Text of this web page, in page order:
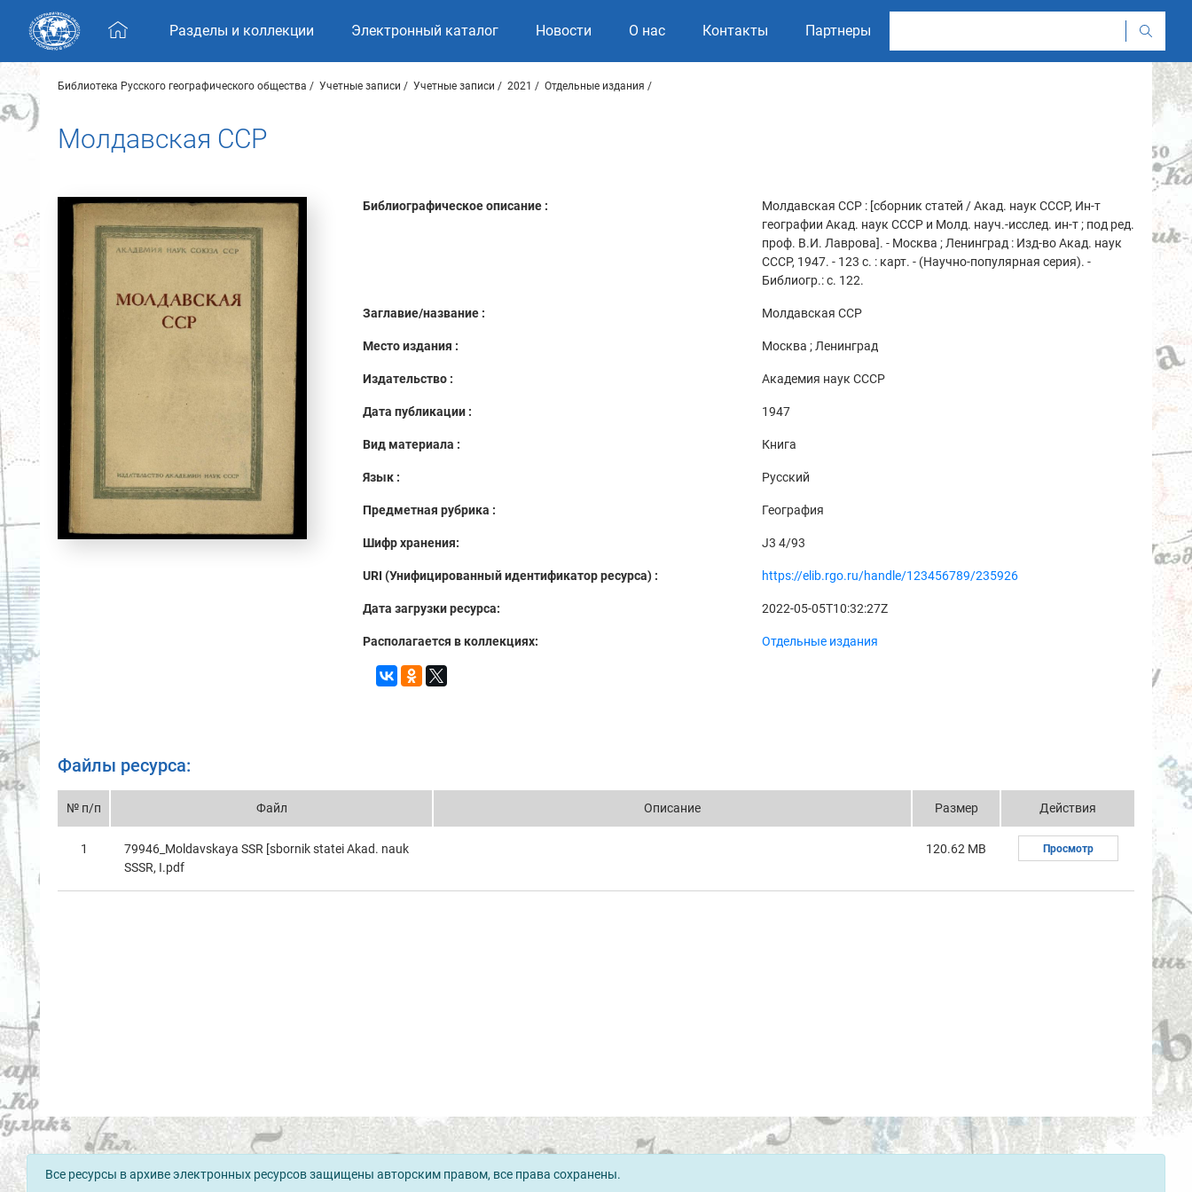
Skip navigation
Разделы и коллекции Электронный каталог Новости О нас Контакты Партнеры
Библиотека Русского географического общества Учетные записи Учетные записи 2021 Отдельные издания
Молдавская ССР
Библиографическое описание :
Молдавская ССР : [сборник статей / Акад. наук СССР, Ин-т
географии Акад. наук СССР и Молд. науч.-исслед. ин-т ; под ред.
проф. В.И. Лаврова]. - Москва ; Ленинград : Изд-во Акад. наук
СССР, 1947. - 123 с. : карт. - (Научно-популярная серия). -
Библиогр.: с. 122.
Заглавие/название : Молдавская ССР
Место издания : Москва ; Ленинград
Издательство : Академия наук СССР
Дата публикации : 1947
Вид материала : Книга
Язык : Русский
Предметная рубрика : География
Шифр хранения: J3 4/93
URI (Унифицированный идентификатор ресурса) : https://elib.rgo.ru/handle/123456789/235926
Дата загрузки ресурса: 2022-05-05T10:32:27Z
Располагается в коллекциях: Отдельные издания
Файлы ресурса:
№ п/п Файл Описание Размер Действия
1
79946_Moldavskaya SSR [sbornik statei Akad. nauk
SSSR, I.pdf
120.62 MB Просмотр
Все ресурсы в архиве электронных ресурсов защищены авторским правом, все права сохранены.